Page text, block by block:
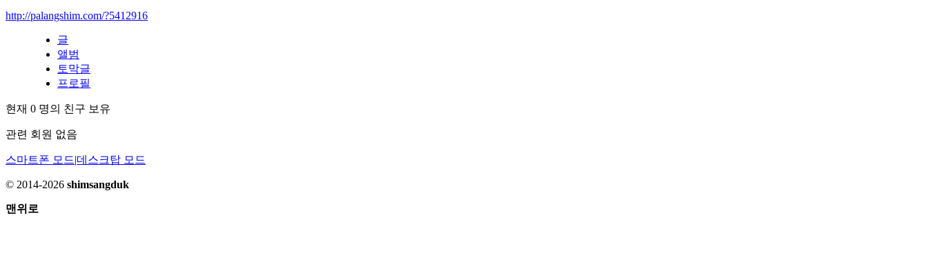
http://palangshim.com/?5412916
글
앨범
토막글
프로필
현재 0 명의 친구 보유
관련 회원 없음
스마트폰 모드|데스크탑 모드
© 2014-2026 shimsangduk
맨위로